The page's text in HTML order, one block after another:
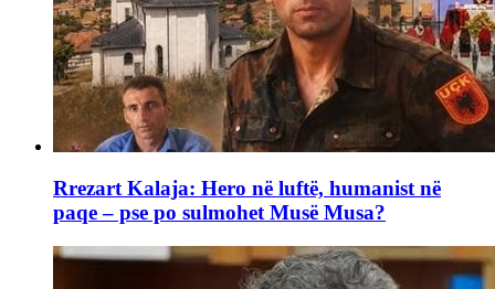
Rrezart Kalaja: Hero në luftë, humanist në
paqe – pse po sulmohet Musë Musa?